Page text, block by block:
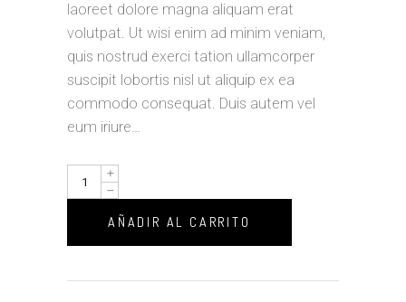
laoreet dolore magna aliquam erat
volutpat. Ut wisi enim ad minim veniam,
quis nostrud exerci tation ullamcorper
suscipit lobortis nisl ut aliquip ex ea
commodo consequat. Duis autem vel
eum iriure…
Mystique
quantity
AÑADIR AL CARRITO